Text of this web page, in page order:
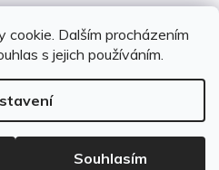
cookie. Dalším procházením
s jejich používáním.
Souhlasím
s.r.o.. Všechna práva
nastavení cookies